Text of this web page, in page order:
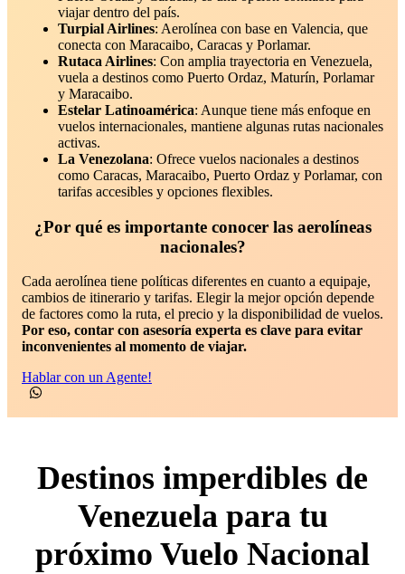
viajar dentro del país.
Turpial Airlines: Aerolínea con base en Valencia, que
conecta con Maracaibo, Caracas y Porlamar.
Rutaca Airlines: Con amplia trayectoria en Venezuela,
vuela a destinos como Puerto Ordaz, Maturín, Porlamar
y Maracaibo.
Estelar Latinoamérica: Aunque tiene más enfoque en
vuelos internacionales, mantiene algunas rutas nacionales
activas.
La Venezolana: Ofrece vuelos nacionales a destinos
como Caracas, Maracaibo, Puerto Ordaz y Porlamar, con
tarifas accesibles y opciones flexibles.
¿Por qué es importante conocer las aerolíneas
nacionales?
Cada aerolínea tiene políticas diferentes en cuanto a equipaje,
cambios de itinerario y tarifas. Elegir la mejor opción depende
de factores como la ruta, el precio y la disponibilidad de vuelos.
Por eso, contar con asesoría experta es clave para evitar
inconvenientes al momento de viajar.
Hablar con un Agente!
Destinos imperdibles de
Venezuela para tu
próximo Vuelo Nacional